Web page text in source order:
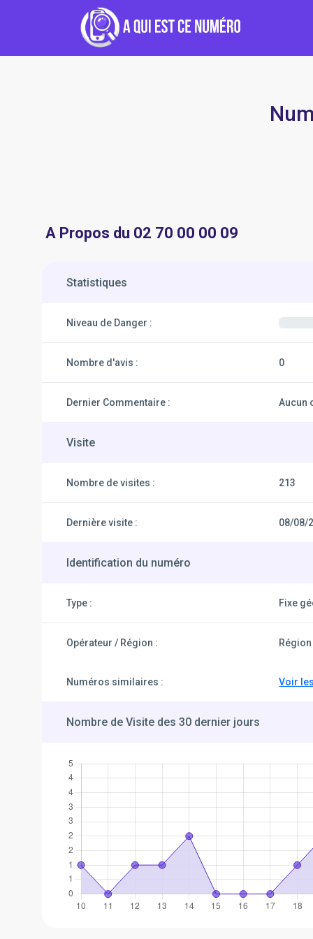
A Propos du 02 70 00 00 09
Statistiques
Niveau de Danger :
Nombre d'avis : 0
Dernier Commentaire : Aucun
Visite
Nombre de visites : 213
Dernière visite : 08/08/
Identification du numéro
Type : Fixe
Opérateur / Région :
Numéros similaires : Voir
Nombre de Visite des 30 dernier jours